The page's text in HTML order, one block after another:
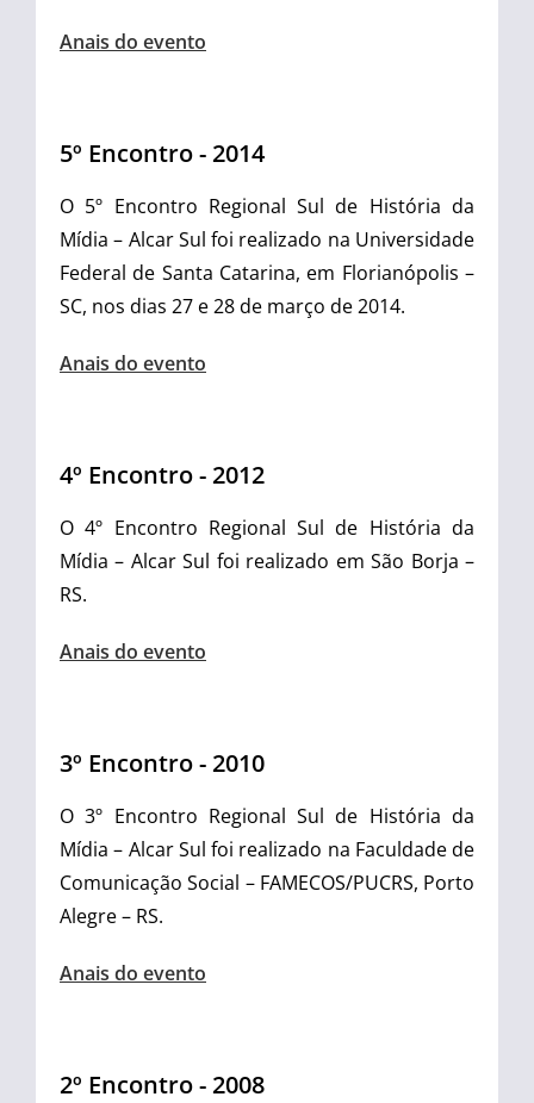
Anais do evento
5º Encontro - 2014
O 5º Encontro Regional Sul de História da
Mídia – Alcar Sul foi realizado na Universidade
Federal de Santa Catarina, em Florianópolis –
SC, nos dias 27 e 28 de março de 2014.
Anais do evento
4º Encontro - 2012
O 4º Encontro Regional Sul de História da
Mídia – Alcar Sul foi realizado em São Borja –
RS.
Anais do evento
3º Encontro - 2010
O 3º Encontro Regional Sul de História da
Mídia – Alcar Sul foi realizado na Faculdade de
Comunicação Social – FAMECOS/PUCRS, Porto
Alegre – RS.
Anais do evento
2º Encontro - 2008